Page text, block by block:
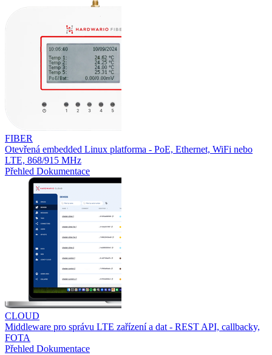
FIBER
Otevřená embedded Linux platforma - PoE, Ethernet, WiFi nebo
LTE, 868/915 MHz
Přehled Dokumentace
CLOUD
Middleware pro správu LTE zařízení a dat - REST API, callbacky,
FOTA
Přehled Dokumentace